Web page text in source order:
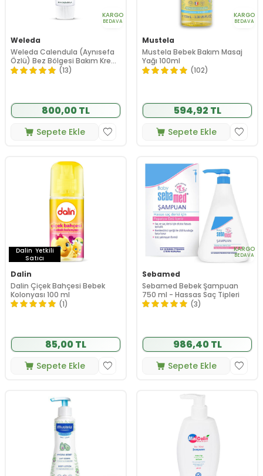
KARGO
BEDAVA
Weleda
Weleda Calendula (Aynısefa
Özlü) Bez Bölgesi Bakım Kremi
75 ml
(13)
800,00 TL
Sepete Ekle
KARGO
BEDAVA
Mustela
Mustela Bebek Bakım Masaj
Yağı 100ml
(102)
594,92 TL
Sepete Ekle
Dalin Yetkili
Satıcı
Dalin
Dalin Çiçek Bahçesi Bebek
Kolonyası 100 ml
(1)
85,00 TL
Sepete Ekle
KARGO
BEDAVA
Sebamed
Sebamed Bebek Şampuan
750 ml - Hassas Saç Tipleri
(3)
986,40 TL
Sepete Ekle